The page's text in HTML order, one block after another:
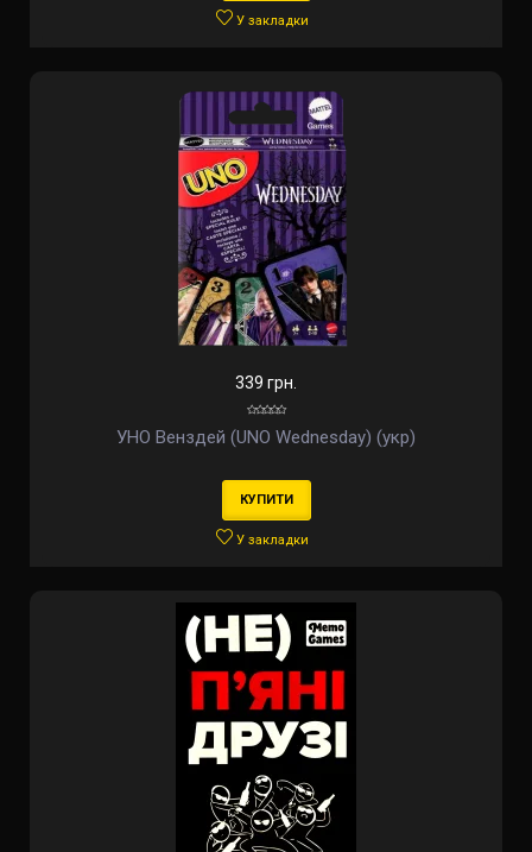
У закладки
339 грн.
УНО Венздей (UNO Wednesday) (укр)
КУПИТИ
У закладки